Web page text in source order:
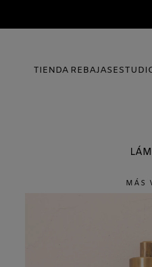
TIENDA REBAJAS
MÁS